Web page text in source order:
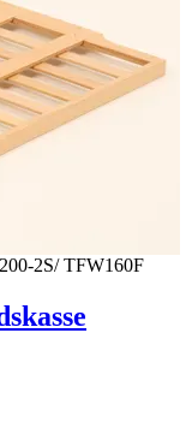
2S/ TFW160F